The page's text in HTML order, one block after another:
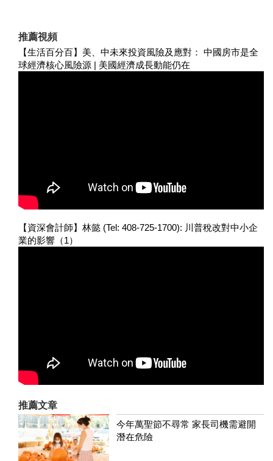
推薦視頻
【生活百分百】美、中未來投資風險及應對： 中國房市是全
球經濟核心風險源 | 美國經濟成長動能仍在
【資深會計師】林懿 (Tel: 408-725-1700): 川普稅改對中小企
業的影響（1）
推薦文章
今年萬聖節不尋常 家長司機需避開
潛在危險